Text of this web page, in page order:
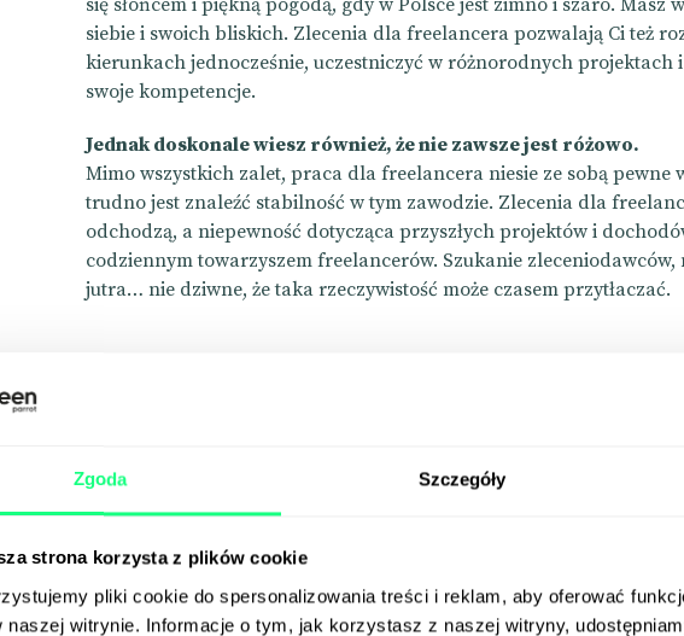
Zgoda Szczegóły
strona korzysta z plików cookie
pliki cookie do spersonalizowania treści i reklam, aby oferować
naszej witrynie. Informacje o tym, jak korzystasz z naszej witryny,
siebie i swoich bliskich. Zlecenia dla freelancera pozwalają Ci też
kierunkach jednocześnie, uczestniczyć w różnorodnych projektach i
swoje kompetencje.
Jednak doskonale wiesz również, że nie zawsze jest różowo.
Mimo wszystkich zalet, praca dla freelancera niesie ze sobą pewne
trudno jest znaleźć stabilność w tym zawodzie. Zlecenia dla
odchodzą, a niepewność dotycząca przyszłych projektów i
codziennym towarzyszem freelancerów. Szukanie zleceniodawców,
jutra… nie dziwne, że taka rzeczywistość może czasem przytłaczać.
freelancera, która zmienia
gry?
Platforma dla freelancera, która oferuje stabilność,